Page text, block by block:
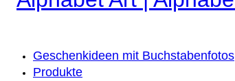
Geschenkideen mit Buchstabenfotos
Produkte